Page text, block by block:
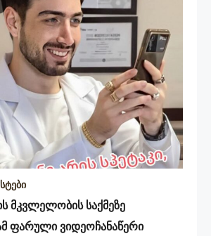
მკვლელობის საქმეზე
ფარული ვიდეოჩანაწერი